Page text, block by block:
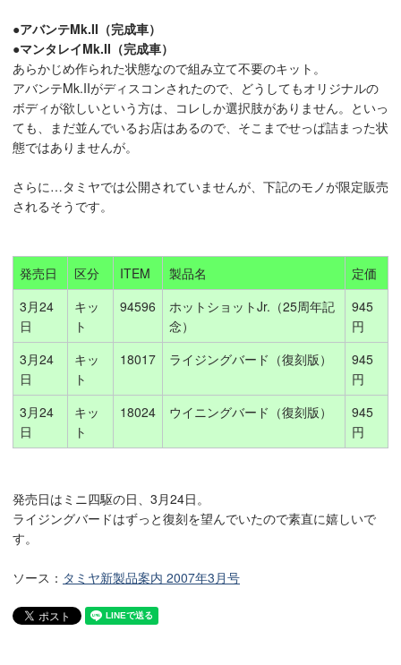
●アバンテMk.II（完成車）
●マンタレイMk.II（完成車）
あらかじめ作られた状態なので組み立て不要のキット。
アバンテMk.IIがディスコンされたので、どうしてもオリジナルの
ボディが欲しいという方は、コレしか選択肢がありません。といっ
ても、まだ並んでいるお店はあるので、そこまでせっぱ詰まった状
態ではありませんが。
さらに…タミヤでは公開されていませんが、下記のモノが限定販売
されるそうです。
発売日 区分 ITEM 製品名
定価
3月24
日
キッ
ト
94596
ホットショットJr.（25周年記
念）
945
円
3月24
日
キッ
ト
18017 ライジングバード（復刻版）
945
円
3月24
日
キッ
ト
18024 ウイニングバード（復刻版）
945
円
発売日はミニ四駆の日、3月24日。
ライジングバードはずっと復刻を望んでいたので素直に嬉しいで
す。
ソース： タミヤ新製品案内 2007年3月号